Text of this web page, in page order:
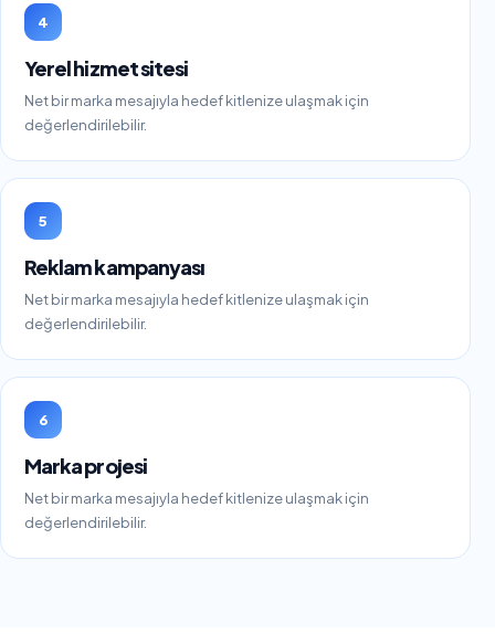
4
Yerel hizmet sitesi
Net bir marka mesajıyla hedef kitlenize ulaşmak için
değerlendirilebilir.
5
Reklam kampanyası
Net bir marka mesajıyla hedef kitlenize ulaşmak için
değerlendirilebilir.
6
Marka projesi
Net bir marka mesajıyla hedef kitlenize ulaşmak için
değerlendirilebilir.